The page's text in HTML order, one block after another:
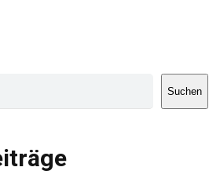
Suchen